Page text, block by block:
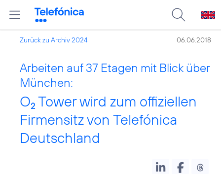
Zurück zu Archiv 2024 06.06.2018
Arbeiten auf 37 Etagen mit Blick über
München:
O2 Tower wird zum offiziellen
Firmensitz von Telefónica
Deutschland